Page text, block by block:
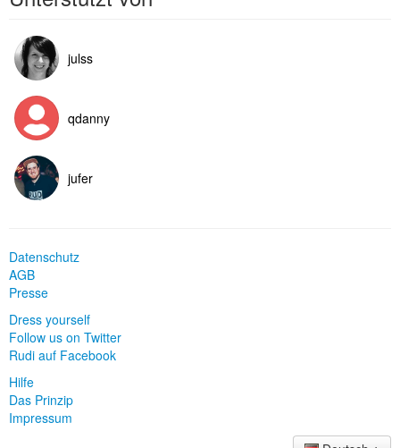
julss
qdanny
jufer
Datenschutz
AGB
Presse
Dress yourself
Follow us on Twitter
Rudi auf Facebook
Hilfe
Das Prinzip
Impressum